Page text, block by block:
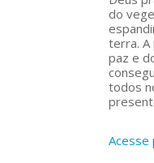
do
terra. A
paz e
todos
Acesse